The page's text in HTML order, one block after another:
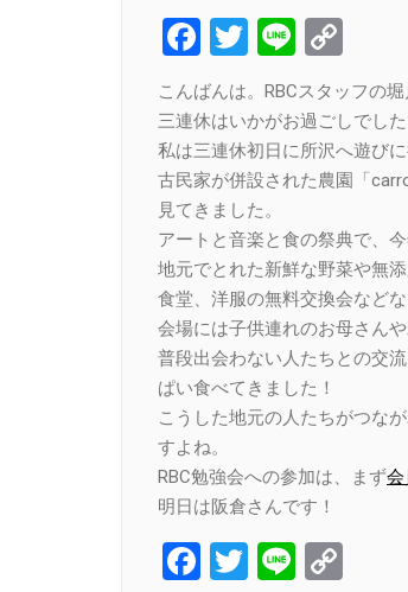
Facebook
Twitter
Line
こんばんは。RBCスタッフの堀
三連休はいかがお過ごしでし
私は三連休初日に所沢へ遊び
古民家が併設された農園「
見てきました。
アートと音楽と食の祭典で、
地元でとれた新鮮な野菜や無
食堂、洋服の無料交換会など
会場には子供連れのお母さん
普段出会わない人たちとの交
ぱい食べてきました！
こうした地元の人たちがつな
すよね。
RBC勉強会への参加は、まず会
明日は阪倉さんです！
Facebook
Twitter
Line